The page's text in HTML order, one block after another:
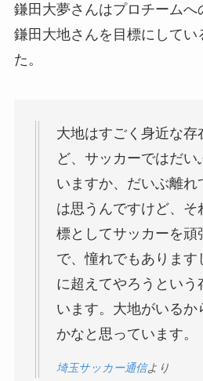
鎌田大夢さんはプロチームへ
鎌田大地さんを目標にしてい
た。
大地はすごく身近な存
ど、サッカーではだい
いますか、だいぶ離れ
は思うんですけど、そ
標としてサッカーを頑
で、憧れでもあります
に超えてやろうという
います。大地がいるか
かなと思っています。
埼玉サッカー通信より